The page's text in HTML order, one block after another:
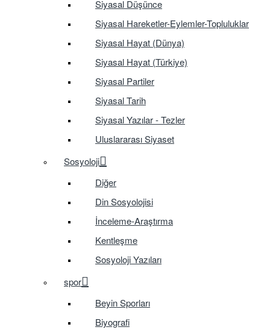
Siyasal Düşünce
Siyasal Hareketler-Eylemler-Topluluklar
Siyasal Hayat (Dünya)
Siyasal Hayat (Türkiye)
Siyasal Partiler
Siyasal Tarih
Siyasal Yazılar - Tezler
Uluslararası Siyaset
Sosyoloji
Diğer
Din Sosyolojisi
İnceleme-Araştırma
Kentleşme
Sosyoloji Yazıları
spor
Beyin Sporları
Biyografi